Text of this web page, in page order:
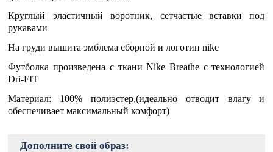
Круглый эластичный воротник, сетчастые вставки под
рукавами
На груди вышита эмблема сборной и логотип nike
Футболка произведена с ткани Nike Breathe с технологией
Dri-FIT
Материал: 100% полиэстер,(идеально отводит влагу и
обеспечивает максимальный комфорт)
Дополните свой образ: